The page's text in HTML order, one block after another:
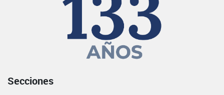
Secciones